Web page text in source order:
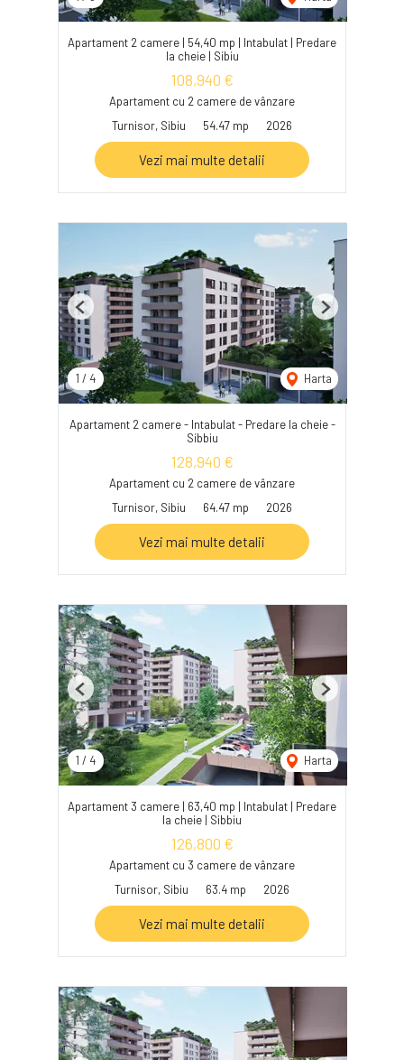
Apartament 2 camere | 54,40 mp | Intabulat | Predare
la cheie | Sibiu
108,940 €
Apartament cu 2 camere de vânzare
Turnisor, Sibiu
54.47 mp 2026
Vezi mai multe detalii
1 / 4 Harta
Previous Next
Apartament 2 camere - Intabulat - Predare la cheie -
Sibbiu
128,940 €
Apartament cu 2 camere de vânzare
Turnisor, Sibiu
64.47 mp 2026
Vezi mai multe detalii
1 / 4 Harta
Previous Next
Apartament 3 camere | 63,40 mp | Intabulat | Predare
la cheie | Sibbiu
126,800 €
Apartament cu 3 camere de vânzare
Turnisor, Sibiu
63.4 mp 2026
Vezi mai multe detalii